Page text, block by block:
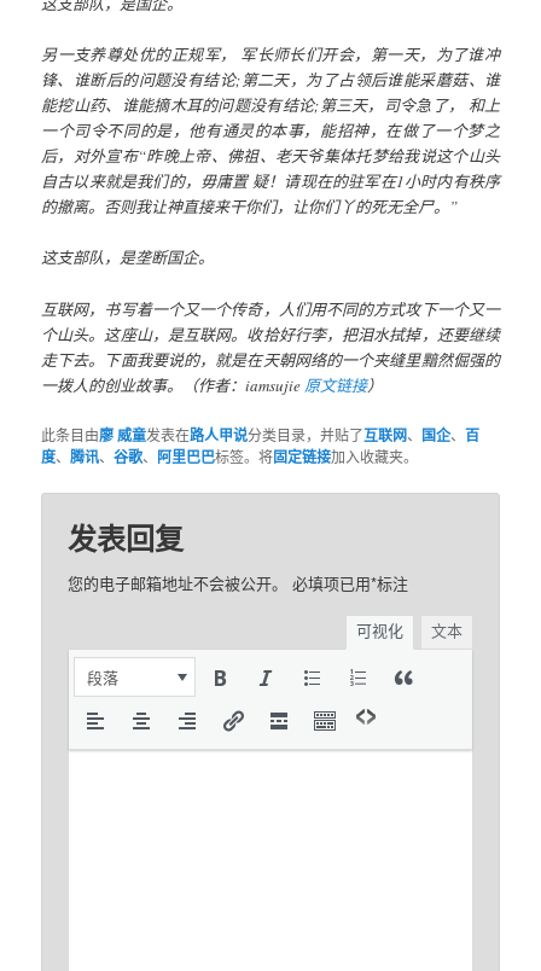
另一支养尊处优的正规军， 军长师长们开会，第一天，为了谁冲
锋、谁断后的问题没有结论;第二天，为了占领后谁能采蘑菇、谁
能挖山药、谁能摘木耳的问题没有结论;第三天，司令急了， 和上
一个司令不同的是，他有通灵的本事，能招神，在做了一个梦之
后，对外宣布“昨晚上帝、佛祖、老天爷集体托梦给我说这个山头
自古以来就是我们的，毋庸置 疑！请现在的驻军在1小时内有秩序
的撤离。否则我让神直接来干你们，让你们丫的死无全尸。”
这支部队，是垄断国企。
互联网，书写着一个又一个传奇，人们用不同的方式攻下一个又一
个山头。这座山，是互联网。收拾好行李，把泪水拭掉，还要继续
走下去。下面我要说的，就是在天朝网络的一个夹缝里黯然倔强的
一拨人的创业故事。（作者：iamsujie 原文链接）
此条目由廖 威童发表在路人甲说分类目录，并贴了互联网、 国企、百
度、腾讯、谷歌、 阿里巴巴标签。将固定链接加入收藏夹。
发表回复
您的电子邮箱地址不会被公开。 必填项已用*标注
可视化 文本
段落